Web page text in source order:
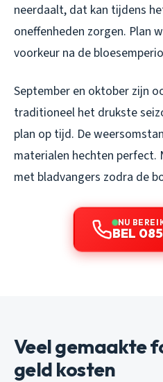
neerdaalt, dat kan tijdens
oneffenheden zorgen. Plan
voorkeur na de
September en oktober zijn
traditioneel het drukste
plan op tijd. De
materialen hechten perfect.
met bladvangers zodra de
NU
BEL
Veel gemaakte
geld kosten